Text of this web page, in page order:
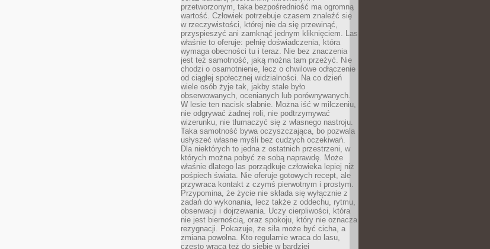
przetworzonym, taka bezpośredniość ma ogromną
wartość. Człowiek potrzebuje czasem znaleźć się
w rzeczywistości, której nie da się przewinąć,
przyspieszyć ani zamknąć jednym kliknięciem. Las
właśnie to oferuje: pełnię doświadczenia, która
wymaga obecności tu i teraz. Nie bez znaczenia
jest też samotność, jaką można tam przeżyć. Nie
chodzi o osamotnienie, lecz o chwilowe odłączenie
od ciągłej społecznej widzialności. Na co dzień
wiele osób żyje tak, jakby stale było
obserwowanych, ocenianych lub porównywanych.
W lesie ten nacisk słabnie. Można iść w milczeniu,
nie odgrywać żadnej roli, nie podtrzymywać
wizerunku, nie tłumaczyć się z własnego nastroju.
Taka samotność bywa oczyszczająca, bo pozwala
usłyszeć własne myśli bez cudzych oczekiwań.
Dla niektórych to jedna z ostatnich przestrzeni, w
których można pobyć ze sobą naprawdę. Może
właśnie dlatego las porządkuje człowieka lepiej niż
pośpiech świata. Nie oferuje gotowych recept, ale
przywraca kontakt z czymś pierwotnym i prostym.
Przypomina, że życie nie składa się wyłącznie z
zadań do wykonania, lecz także z oddechu, rytmu,
obserwacji i dojrzewania. Uczy cierpliwości, która
nie jest biernością, oraz spokoju, który nie oznacza
rezygnacji. Pokazuje, że siła może być cicha, a
zmiana powolna. Kto regularnie wraca do lasu,
często wraca też do siebie w bardziej